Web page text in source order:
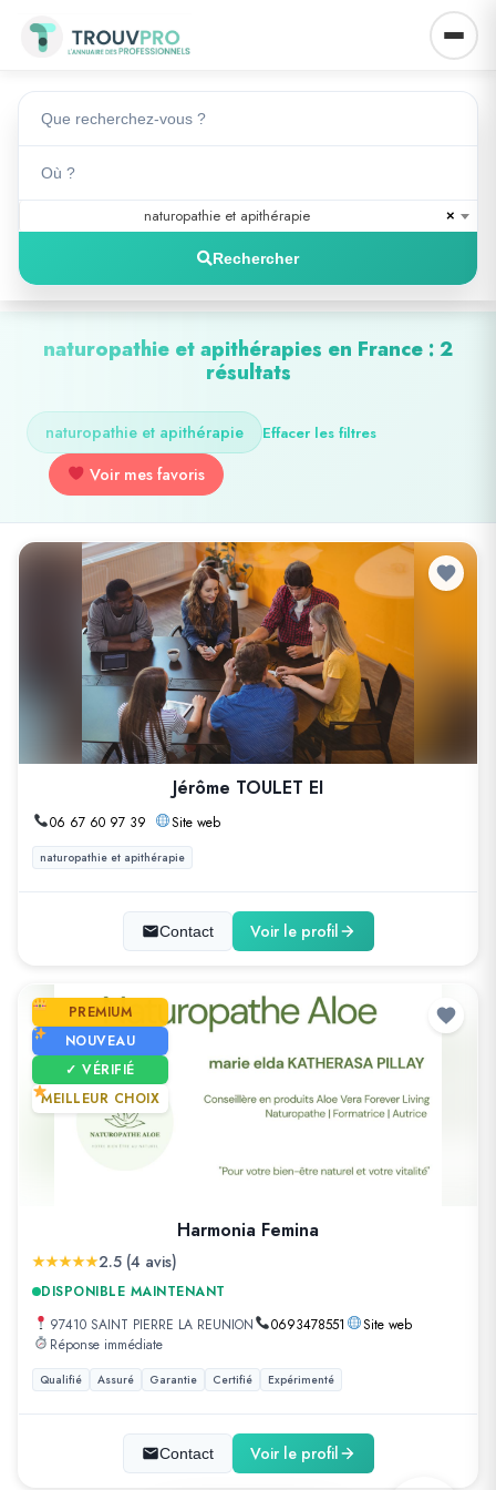
×
naturopathie et apithérapie
Rechercher
naturopathie et apithérapies en France : 2
résultats
naturopathie et apithérapie Effacer les filtres
Voir mes favoris
Jérôme TOULET EI
06 67 60 97 39 Site web
naturopathie et apithérapie
Contact Voir le profil
PREMIUM
NOUVEAU
✓ VÉRIFIÉ
MEILLEUR CHOIX
Harmonia Femina
2.5 (4 avis)
DISPONIBLE MAINTENANT
97410 SAINT PIERRE LA REUNION
0693478551
Site web
Réponse immédiate
Qualifié Assuré Garantie Certifié Expérimenté
Contact Voir le profil